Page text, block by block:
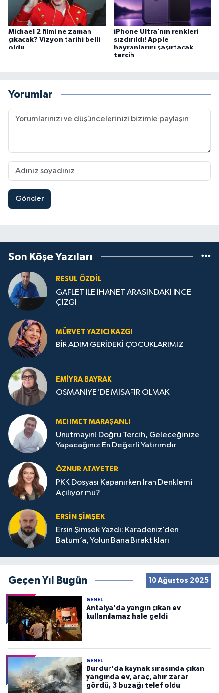
Michael 2 filmi ne zaman
çıkacak? Vizyon tarihi belli
oldu
iPhone Ultra’nın renkleri
sızdırıldı! Apple
hayranlarını şaşırtacak
tercih
Yorumlar
Gönder
Son Köşe Yazıları
RESUL ÖZDIL
GAFLET İLE İHANET ARASINDAKİ İNCE
ÇİZGİ
MÜRVET YAZICI KAZGI
BİR ADIM GERİDEKİ ÇOCUKLARIMIZ
EMIYRA BAYRAK
OSMANİYE'DE MİSAFİR OLMAK
MEHMET MARAŞANLI
Unutmayın! Doğru Tercih, Geleceğinize
Yapacağınız En Değerli Yatırımdır
ÖZNUR ATAYETER
PKK Dosyası Kapanırken İran Denklemi
Açılıyor mu?
ERSIN ŞIMŞEK
Ersin Şimşek Yazdı: Karadeniz’den
Batum’a, Yolun Bana Bıraktıkları
Geçen Yıl Bugün 10 Ağustos 2025
GENEL
Antalya'da yangın çıkan ev
kullanılamaz hale geldi
GENEL
Burdur'da kaynak sırasında çıkan
yangında ev, araç, ahır zarar
gördü, 3 buzağı telef oldu